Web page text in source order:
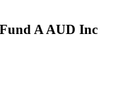
A AUD Inc